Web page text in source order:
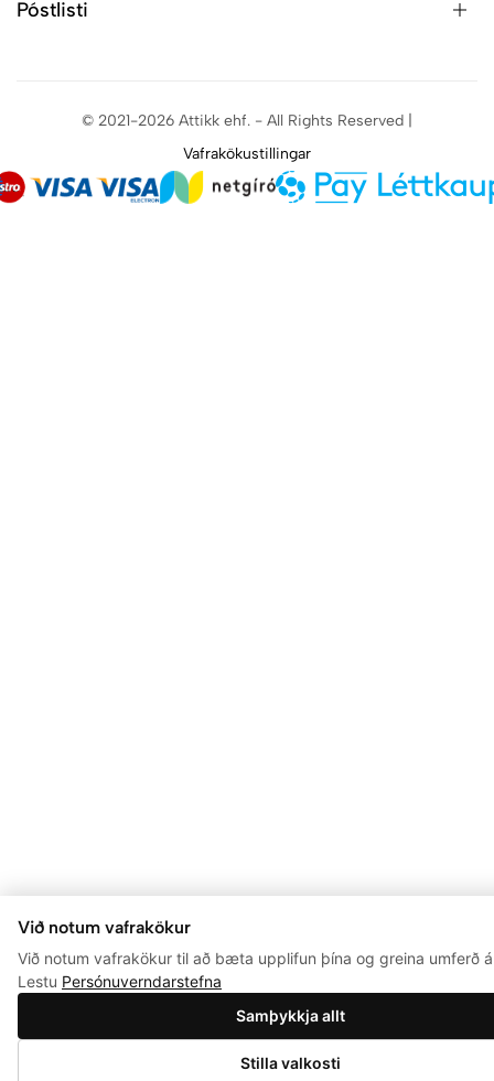
Við notum vafrakökur
Við notum vafrakökur til að bæta upplifun þína og greina umferð
Lestu Persónuverndarstefna
Samþykkja allt
Stilla valkosti
Setja í körfu
Póstlisti
© 2021-2026 Attikk ehf. - All Rights Reserved |
Vafrakökustillingar